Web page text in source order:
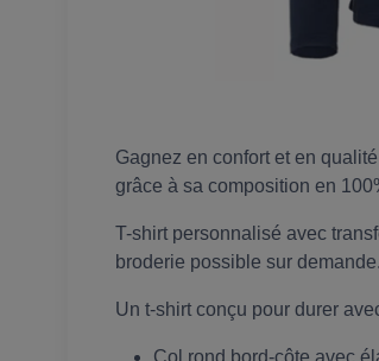
Gagnez en confort et en
grâce à sa composition en
T-shirt personnalisé avec
broderie possible sur demande.
Un t-shirt conçu pour durer
Col rond bord-côte avec